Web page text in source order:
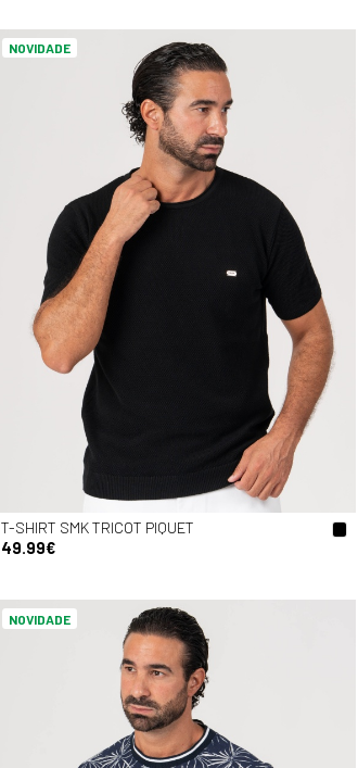
NOVIDADE
T-SHIRT SMK TRICOT PIQUET
49.99€
NOVIDADE